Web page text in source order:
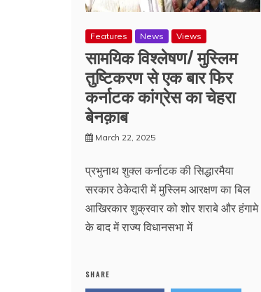
Features News Views
सामयिक विश्लेषण/ मुस्लिम
तुष्टिकरण से एक बार फिर
कर्नाटक कांग्रेस का चेहरा
बेनक़ाब
March 22, 2025
प्रभुनाथ शुक्ल कर्नाटक की सिद्धारमैया
सरकार ठेकेदारी में मुस्लिम आरक्षण का बिल
आखिरकार शुक्रवार को शोर शराबे और हंगामे
के बाद में राज्य विधानसभा में
SHARE